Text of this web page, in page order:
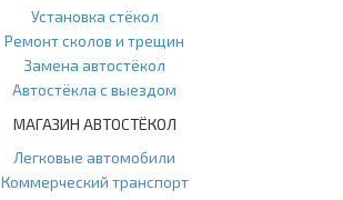
Установка стёкол
Ремонт сколов и трещин
Замена автостёкол
Автостёкла с выездом
МАГАЗИН АВТОСТЁКОЛ
Легковые автомобили
Коммерческий транспорт